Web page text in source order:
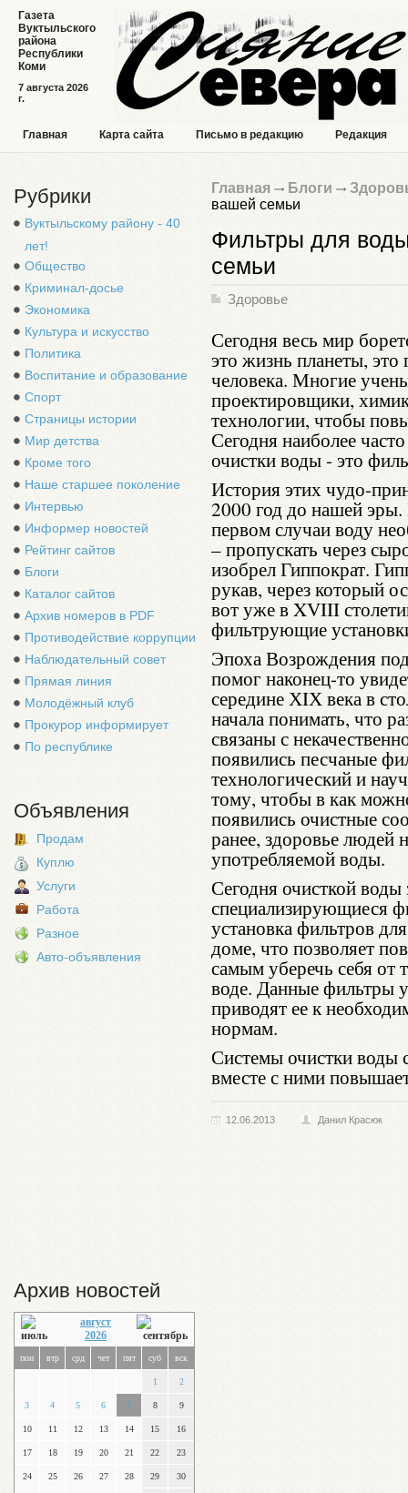
7 августа 2026
г.
Газета
Вуктыльского
района
Республики
Коми
Главная Карта сайта Письмо в редакцию Редакция
Рубрики
Вуктыльскому району - 40
лет!
Общество
Криминал-досье
Экономика
Культура и искусство
Политика
Воспитание и образование
Спорт
Страницы истории
Мир детства
Кроме того
Наше старшее поколение
Интервью
Информер новостей
Рейтинг сайтов
Блоги
Каталог сайтов
Архив номеров в PDF
Противодействие коррупции
Наблюдательный совет
Прямая линия
Молодёжный клуб
Прокурор информирует
По республике
Объявления
Продам
Куплю
Услуги
Работа
Разное
Авто-объявления
Архив новостей
август
2026
пон втр срд чет пят суб вск
1 2
3 4 5 6 7 8 9
10 11 12 13 14 15 16
17 18 19 20 21 22 23
24 25 26 27 28 29 30
Главная Блоги
вашей семьи
Фильтры для
семьи
Здоровье
Сегодня весь мир
это жизнь планеты, это
человека. Многие
проектировщики,
технологии, чтобы
Сегодня наиболее
очистки воды - это
История этих чудо-
2000 год до нашей
первом случаи воду
– пропускать через
изобрел Гиппократ.
рукав, через который
вот уже в XVIII
фильтрующие
Эпоха Возрождения
помог наконец-то
середине ХIХ века в
начала понимать, что
связаны с
появились песчаные
технологический и
тому, чтобы в как
появились очистные
ранее, здоровье людей
употребляемой воды.
Сегодня очисткой
специализирующиеся
установка фильтров
доме, что позволяет
самым уберечь себя от
воде. Данные фильтры
приводят ее к
нормам.
Системы очистки
вместе с ними
12.06.2013 Данил Красюк